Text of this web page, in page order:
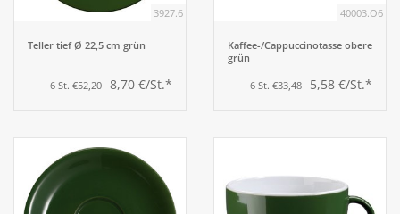
3927.6
Teller tief Ø 22,5 cm grün
6 St. €52,20 8,70 €/St.*
40003.O6
Kaffee-/Cappuccinotasse obere
grün
6 St. €33,48 5,58 €/St.*